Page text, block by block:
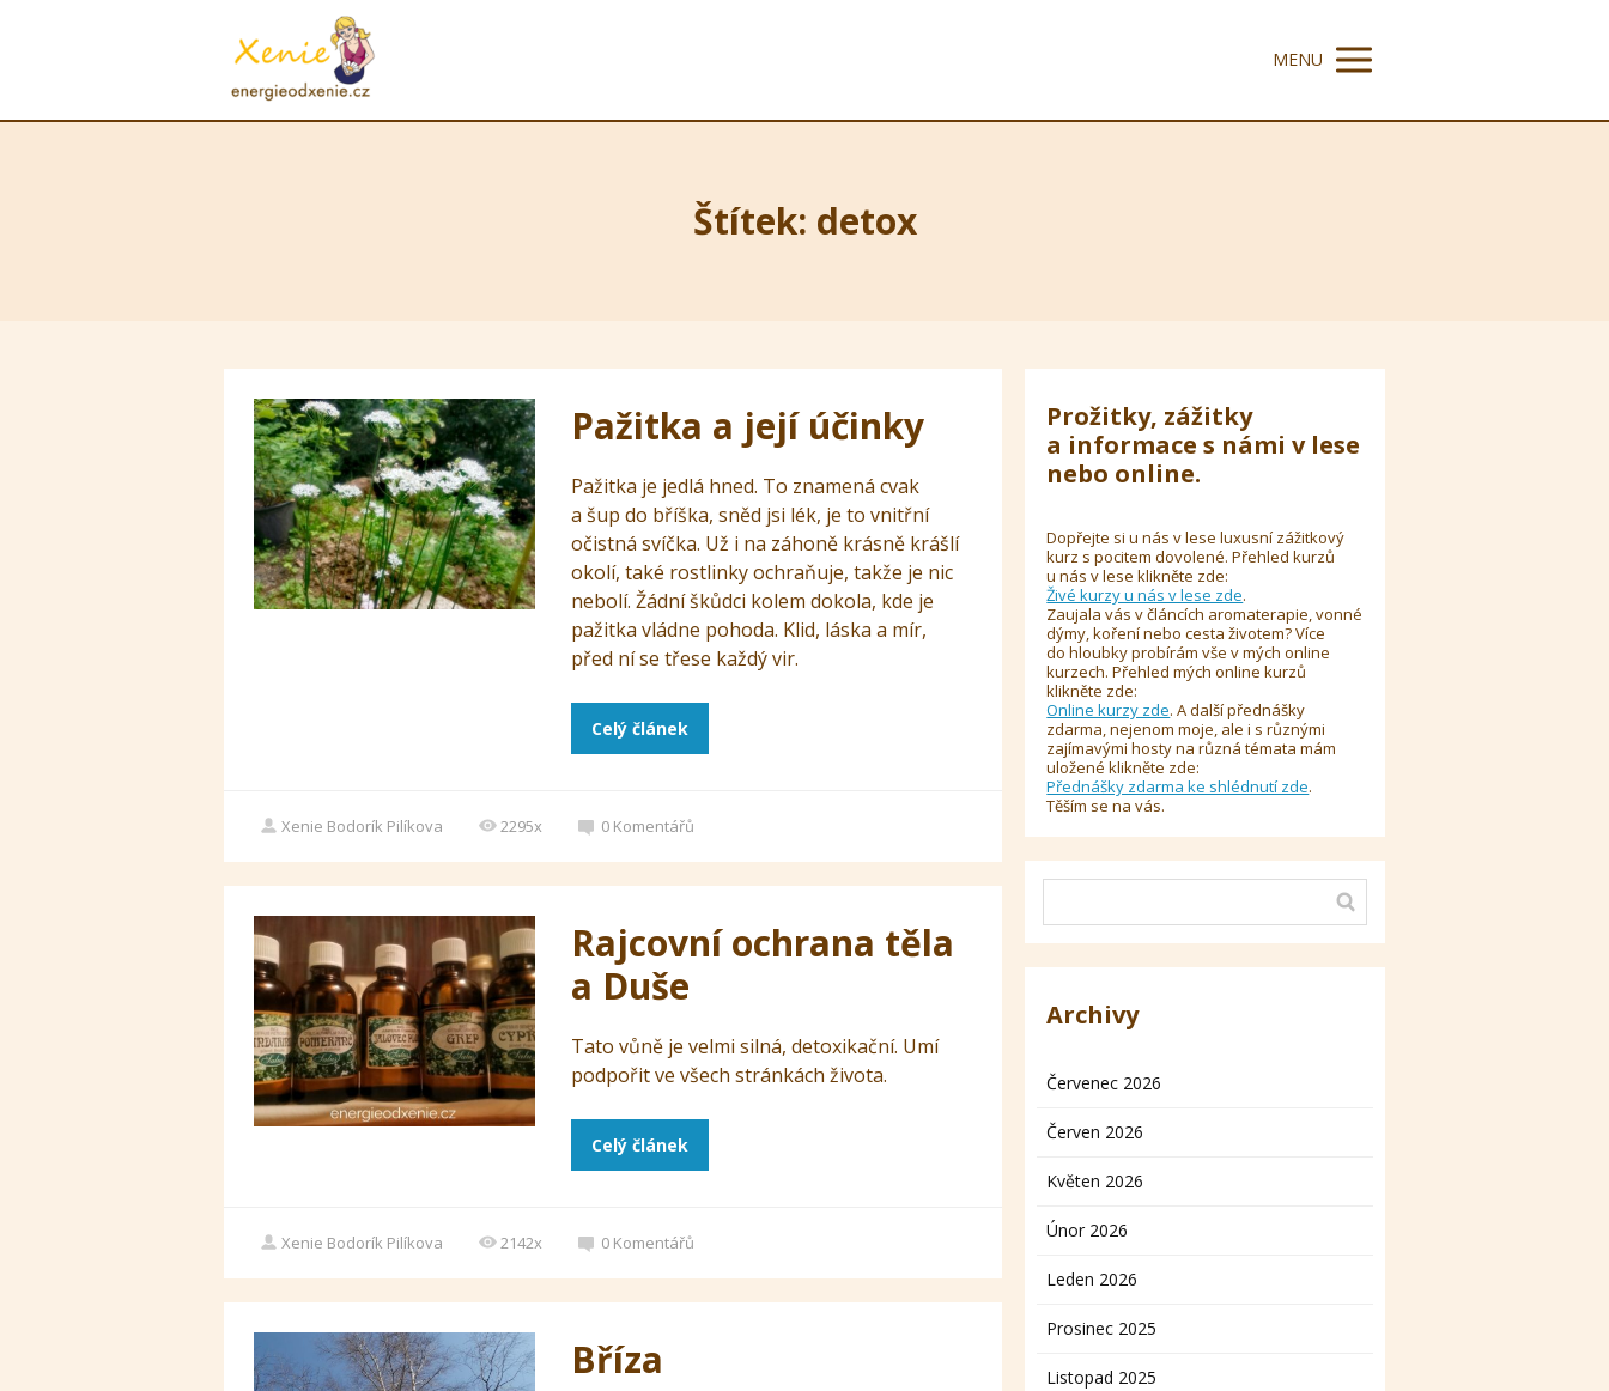
MENU
Štítek: detox
Pažitka a její účinky
Pažitka je jedlá hned. To znamená cvak
a šup do bříška, sněd jsi lék, je to vnitřní
očistná svíčka. Už i na záhoně krásně krášlí
okolí, také rostlinky ochraňuje, takže je nic
nebolí. Žádní škůdci kolem dokola, kde je
pažitka vládne pohoda. Klid, láska a mír,
před ní se třese každý vir.
Celý článek
Xenie Bodorík Pilíkova 2295x 0 Komentářů
Rajcovní ochrana těla
a Duše
Tato vůně je velmi silná, detoxikační. Umí
podpořit ve všech stránkách života.
Celý článek
Xenie Bodorík Pilíkova 2142x 0 Komentářů
Bříza
Prožitky, zážitky
a informace s námi v lese
nebo online.
Dopřejte si u nás v lese luxusní zážitkový
kurz s pocitem dovolené. Přehled kurzů
u nás v lese klikněte zde:
Živé kurzy u nás v lese zde.
Zaujala vás v článcích aromaterapie, vonné
dýmy, koření nebo cesta životem? Více
do hloubky probírám vše v mých online
kurzech. Přehled mých online kurzů
klikněte zde:
Online kurzy zde. A další přednášky
zdarma, nejenom moje, ale i s různými
zajímavými hosty na různá témata mám
uložené klikněte zde:
Přednášky zdarma ke shlédnutí zde.
Těším se na vás.
Archivy
Červenec 2026
Červen 2026
Květen 2026
Únor 2026
Leden 2026
Prosinec 2025
Listopad 2025